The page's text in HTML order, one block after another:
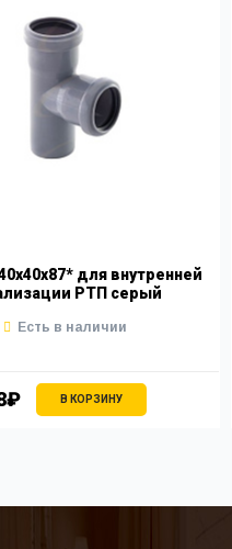
для внутренней
РТП серый
В КОРЗИНУ
Есть в наличии